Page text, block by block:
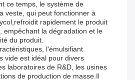
ce temps, le système de
veste, qui peut fonctionner à
rapidement le produit
empêchant la dégradation et le
du produit.
l'émulsifiant
vide est idéal pour divers
laboratoires de R&D, les usines
de production de masse.Il